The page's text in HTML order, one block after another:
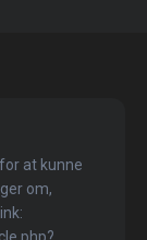
at kunne
om,